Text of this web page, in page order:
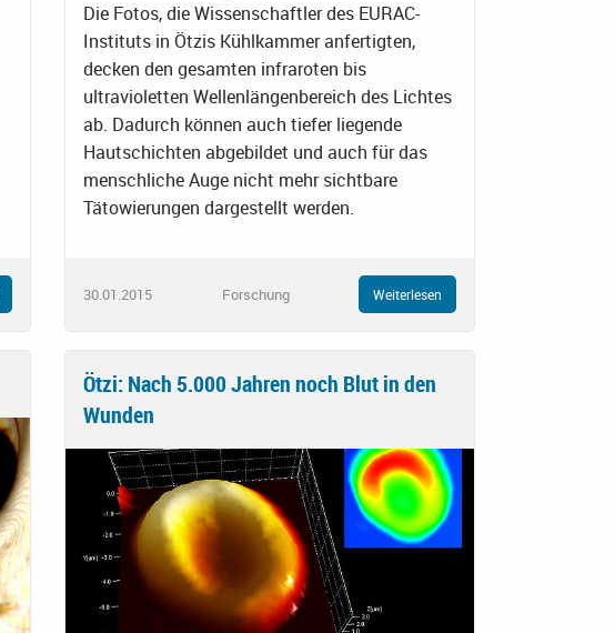
Die Fotos, die Wissenschaftler des EURAC-
Instituts in Ötzis Kühlkammer anfertigten,
decken den gesamten infraroten bis
ultravioletten Wellenlängenbereich des Lichtes
ab. Dadurch können auch tiefer liegende
Hautschichten abgebildet und auch für das
menschliche Auge nicht mehr sichtbare
Tätowierungen dargestellt werden.
30.01.2015 Forschung Weiterlesen
Ötzi: Nach 5.000 Jahren noch Blut in den
Wunden